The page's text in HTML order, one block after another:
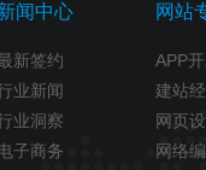
闻中心
新签约
业新闻
业洞察
子商务
网站
APP
建站
网页
网络